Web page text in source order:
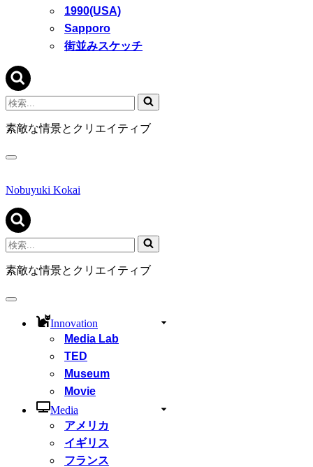
1990(USA)
Sapporo
街並みスケッチ
検
索...
素敵な情景とクリエイティブ
ナ
ゲ
シ
ョ
ン
メ
ニ
ュ
Nobuyuki Kokai
検
索...
素敵な情景とクリエイティブ
ナ
Innovation
Media Lab
TED
Museum
Movie
Media
アメリカ
イギリス
フランス